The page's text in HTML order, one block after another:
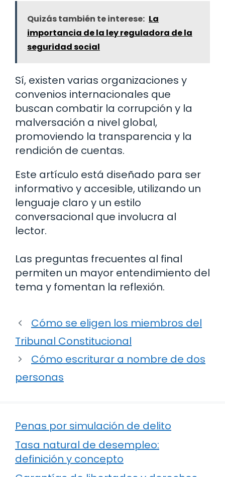
Quizás también te interese: La
importancia de la ley reguladora de la
seguridad social
Sí, existen varias organizaciones y
convenios internacionales que
buscan combatir la corrupción y la
malversación a nivel global,
promoviendo la transparencia y la
rendición de cuentas.
Este artículo está diseñado para ser
informativo y accesible, utilizando un
lenguaje claro y un estilo
conversacional que involucra al
lector.
Las preguntas frecuentes al final
permiten un mayor entendimiento del
tema y fomentan la reflexión.
Cómo se eligen los miembros del
Tribunal Constitucional
Cómo escriturar a nombre de dos
personas
Penas por simulación de delito
Tasa natural de desempleo:
definición y concepto